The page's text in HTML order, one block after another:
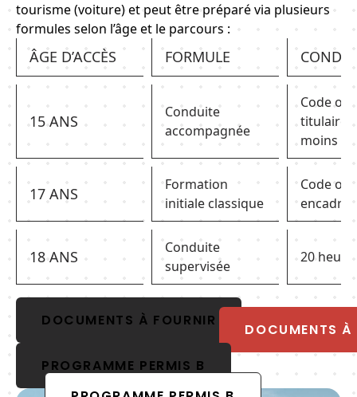
tourisme (voiture) et peut être préparé via plusieurs
formules selon l’âge et le parcours :
ÂGE D’ACCÈS FORMULE
15 ANS
Conduite
accompagnée
Code
titulaire
moins 5
17 ANS
Formation
initiale classique
Code
18 ANS
Conduite
supervisée
20
DOCUMENTS À FOURNIR
PROGRAMME PERMIS B